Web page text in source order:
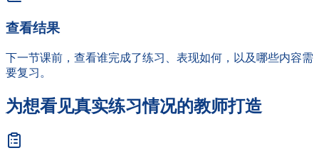
查看结果
下一节课前，查看谁完成了练习、表现如何，以及哪些内容需
要复习。
为想看见真实练习情况的教师打造